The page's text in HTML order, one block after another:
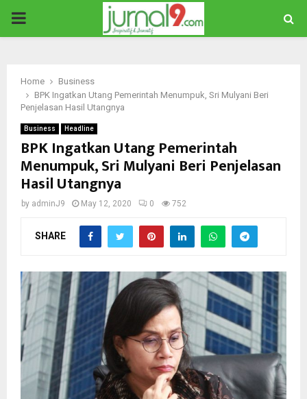
PRIMARY
Home
Business
BPK Ingatkan Utang Pemerintah Menumpuk, Sri Mulyani Beri
Penjelasan Hasil Utangnya
Business Headline
BPK Ingatkan Utang Pemerintah
Menumpuk, Sri Mulyani Beri Penjelasan
Hasil Utangnya
by adminJ9 May 12, 2020 0 752
SHARE